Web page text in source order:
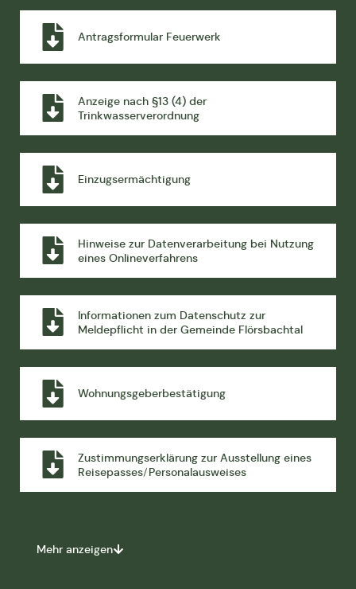
Antragsformular Feuerwerk
Anzeige nach §13 (4) der
Trinkwasserverordnung
Einzugsermächtigung
Hinweise zur Datenverarbeitung bei Nutzung
eines Onlineverfahrens
Informationen zum Datenschutz zur
Meldepflicht in der Gemeinde Flörsbachtal
Wohnungsgeberbestätigung
Zustimmungserklärung zur Ausstellung eines
Reisepasses/Personalausweises
Mehr anzeigen